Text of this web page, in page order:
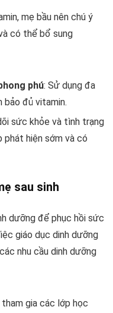
mẹ bầu nên chú ý
có thể bổ sung
phú: Sử dụng đa
đủ vitamin.
sức khỏe và tình trạng
phát hiện sớm và có
sau sinh
dưỡng để phục hồi sức
giáo dục dinh dưỡng
nhu cầu dinh dưỡng
tham gia các lớp học